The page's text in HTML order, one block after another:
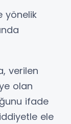
yönelik
verilen
olan
ifade
ele